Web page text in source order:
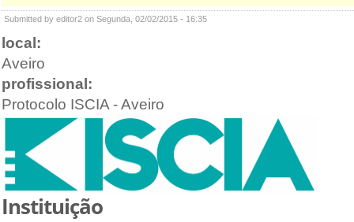
Submitted by editor2 on Segunda, 02/02/2015 - 16:35
local:
Aveiro
profissional:
Protocolo ISCIA - Aveiro
Instituição